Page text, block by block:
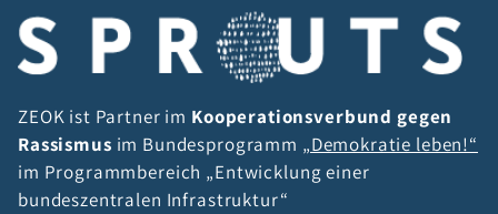
ZEOK ist Partner im Kooperationsverbund gegen
Rassismus im Bundesprogramm „Demokratie leben!“
im Programmbereich „Entwicklung einer
bundeszentralen Infrastruktur“